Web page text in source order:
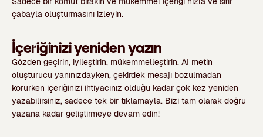
çabayla oluşturmasını izleyin.
İçeriğinizi yeniden yazın
Gözden geçirin, iyileştirin, mükemmelleştirin. AI metin
oluşturucu yanınızdayken, çekirdek mesajı bozulmadan
korurken içeriğinizi ihtiyacınız olduğu kadar çok kez yeniden
yazabilirsiniz, sadece tek bir tıklamayla. Bizi tam olarak doğru
yazana kadar geliştirmeye devam edin!